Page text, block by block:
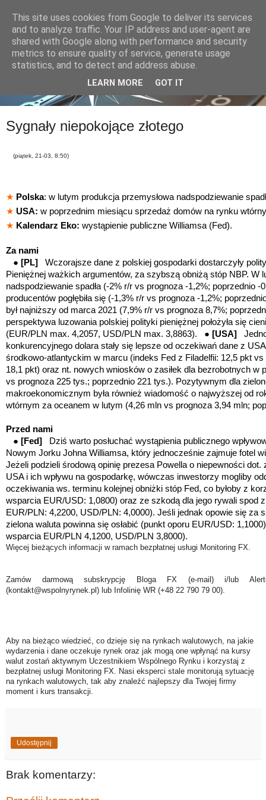
Sygnały niepokojące złotego
(piątek, 21-03, 8:50)
★ Polska: w lutym produkcja przemysłowa nadspodziewanie
★ USA: w poprzednim miesiącu sprzedaż domów na rynku
★ Kalendarz Eko: wystąpienie publiczne Williamsa (Fed).
Za nami
● [PL] Wczorajsze dane z polskiej gospodarki dostarczyły
Pieniężnej ważkich argumentów, za szybszą obniżą stóp NBP. W
nadspodziewanie spadła (-2% r/r vs prognoza -1,2%; poprzednio -
producentów pogłębiła się (-1,3% r/r vs prognoza -1,2%;
był najniższy od marca 2021 (7,9% r/r vs prognoza 8,7%;
perspektywa luzowania polskiej polityki pieniężnej położyła się
(EUR/PLN max. 4,2057, USD/PLN max. 3,8863). ● [USA]
konkurencyjnego dolara stały się lepsze od oczekiwań dane z
środkowo-atlantyckim w marcu (indeks Fed z Filadelfii: 12,5 pkt
18,1 pkt) oraz nt. nowych wniosków o zasiłek dla bezrobotnych w
vs prognoza 225 tys.; poprzednio 221 tys.). Pozytywnym dla
makroekonomicznym była również wiadomość o najwyższej od
wtórnym za oceanem w lutym (4,26 mln vs prognoza 3,94 mln;
Przed nami
● [Fed]
Dziś warto posłuchać wystąpienia publicznego
Nowym Jorku Johna Williamsa, który jednocześnie zajmuje fotel
Jeżeli podzieli środową opinię prezesa Powella o niepewności dot.
USA i ich wpływu na gospodarkę, wówczas inwestorzy mogliby
oczekiwania ws. terminu kolejnej obniżki stóp Fed, co byłoby z
wsparcia EUR/USD: 1,0800) oraz ze szkodą dla jego rywali spod
EUR/PLN: 4,2200, USD/PLN: 4,0000). Jeśli jednak opowie się za
zielona waluta powinna się osłabić (punkt oporu EUR/USD:
wsparcia EUR/PLN 4,1200, USD/PLN 3,8000).
Więcej bieżących informacji w ramach bezpłatnej usługi Monitoring FX.
Zamów darmową subskrypcję Bloga FX (e-mail) i/lub
(kontakt@wspolnyrynek.pl) lub Infolinię WR (+48 22 790 79 00).
Aby na bieżąco wiedzieć, co dzieje się na rynkach walutowych, na jakie
wydarzenia i dane oczekuje rynek oraz jak mogą one wpłynąć na kursy
walut zostań aktywnym Uczestnikiem Wspólnego Rynku i korzystaj z
bezpłatnej usługi Monitoring FX. Nasi eksperci stale monitorują sytuację
na rynkach walutowych, tak aby znaleźć najlepszy dla Twojej firmy
moment i kurs transakcji.
Udostępnij
Brak komentarzy:
This site uses cookies from Google to deliver its services
and to analyze traffic. Your IP address and user-agent are
shared with Google along with performance and security
metrics to ensure quality of service, generate usage
statistics, and to detect and address abuse.
LEARN MORE GOT IT